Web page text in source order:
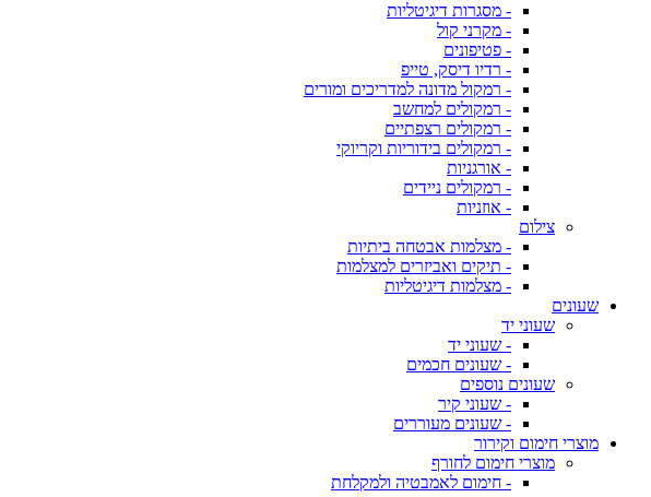
- מסגרות דיגיטליות
- מקרני קול
- פטיפונים
- רדיו דיסק, טייפ
- רמקול מדונה למדריכים ומורים
- רמקולים למחשב
- רמקולים רצפתיים
- רמקולים בידוריות וקריוקי
- אורגניות
- רמקולים ניידים
- אוזניות
צילום
- מצלמות אבטחה ביתיות
- תיקים ואביזרים למצלמות
- מצלמות דיגיטליות
שעונים
שעוני יד
- שעוני יד
- שעונים חכמים
שעונים נוספים
- שעוני קיר
- שעונים מעוררים
מוצרי חימום וקירור
מוצרי חימום לחורף
- חימום לאמבטיה ולמקלחת